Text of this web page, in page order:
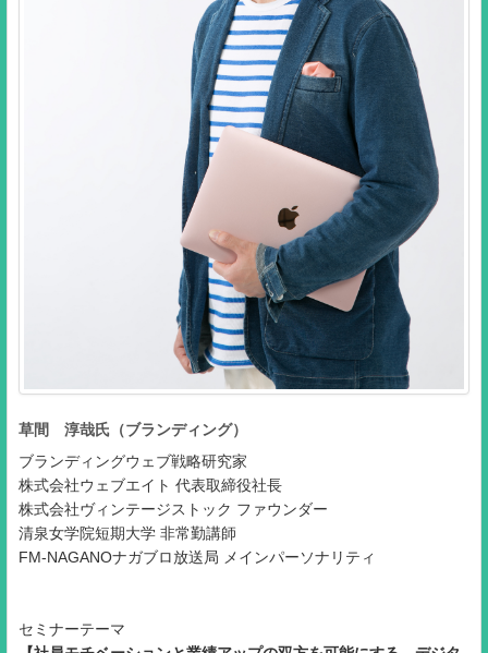
草間 淳哉氏（ブランディング）
ブランディングウェブ戦略研究家
株式会社ウェブエイト 代表取締役社長
株式会社ヴィンテージストック ファウンダー
清泉女学院短期大学 非常勤講師
FM-NAGANOナガブロ放送局 メインパーソナリティ
セミナーテーマ